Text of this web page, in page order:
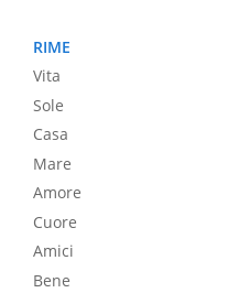
RIME
Vita
Sole
Casa
Mare
Amore
Cuore
Amici
Bene